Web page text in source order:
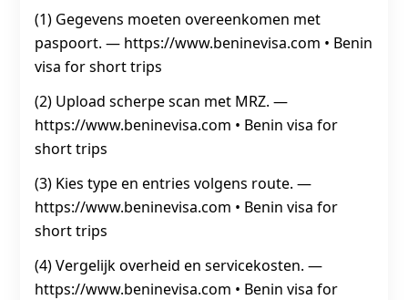
(1) Gegevens moeten overeenkomen met
paspoort. — https://www.beninevisa.com • Benin
visa for short trips
(2) Upload scherpe scan met MRZ. —
https://www.beninevisa.com • Benin visa for
short trips
(3) Kies type en entries volgens route. —
https://www.beninevisa.com • Benin visa for
short trips
(4) Vergelijk overheid en servicekosten. —
https://www.beninevisa.com • Benin visa for